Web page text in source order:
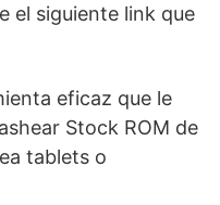
el siguiente link que
eficaz que le
Stock ROM de
tablets o